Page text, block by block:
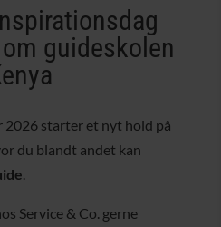
guideskolen
2026 starter et nyt hold på
du blandt andet kan
.
Service & Co. gerne